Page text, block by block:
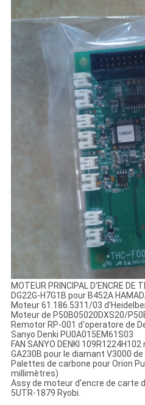
MOTEUR PRINCIPAL D'ENCRE DE
DG22G-H7G1B pour B452A
Moteur 61.186.5311/03
Moteur de P50B05020DXS20/
Remotor RP-001 d'operatore de
Sanyo Denki PU0A015EM61S03
FAN SANYO DENKI
GA230B pour le diamant V3000
Palettes de carbone pour Orion
millimètres)
Assy de moteur d'encre de carte
5UTR-1879 Ryobi